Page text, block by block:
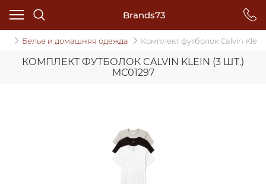
Brands73
Белье и домашняя одежда Комплект футболок Calvin Klein
КОМПЛЕКТ ФУТБОЛОК CALVIN KLEIN (3 ШТ.)
MС01297